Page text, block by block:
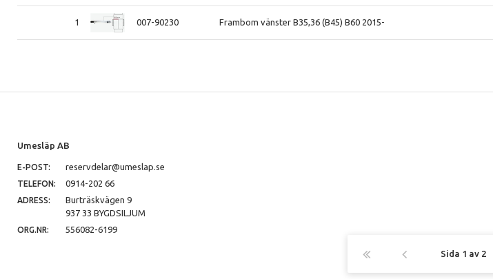
1 007-90230 Frambom vänster B35,36 (B45) B60 2015-
Sida 1 av 2
Umesläp AB
E-POST: reservdelar@umeslap.se
TELEFON: 0914-202 66
ADRESS:
Burträskvägen 9
937 33 BYGDSILJUM
ORG.NR: 556082-6199